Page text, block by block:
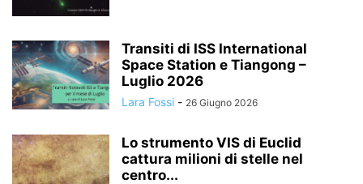
Transiti di ISS International
Space Station e Tiangong –
Luglio 2026
Lara Fossi - 26 Giugno 2026
Lo strumento VIS di Euclid
cattura milioni di stelle nel
centro...